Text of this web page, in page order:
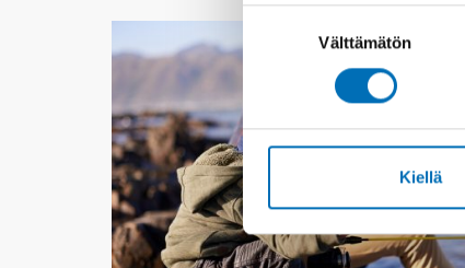
valinta
Välttämätön
Kiellä